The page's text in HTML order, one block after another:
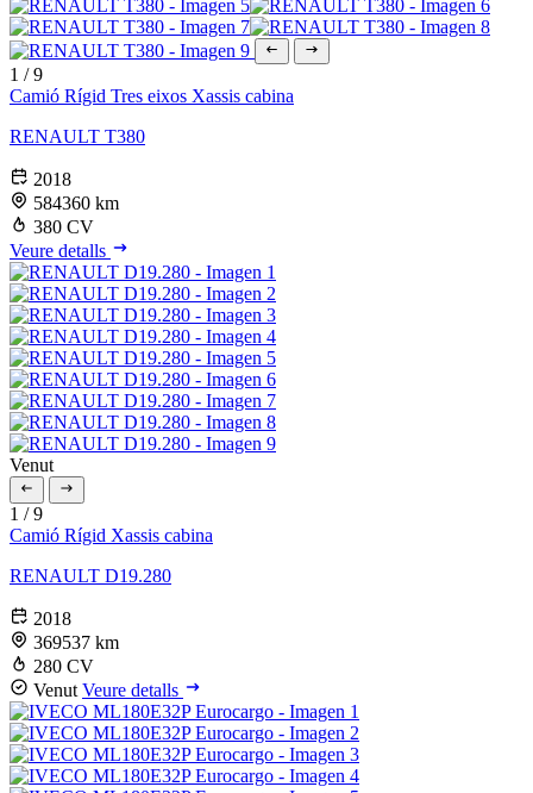
1 /9
Camió Rígid Tres eixos Xassis cabina
RENAULT T380
2018
584360 km
380 CV
Veure detalls
Venut
1 /9
Camió Rígid Xassis cabina
RENAULT D19.280
2018
369537 km
280 CV
Venut Veure detalls